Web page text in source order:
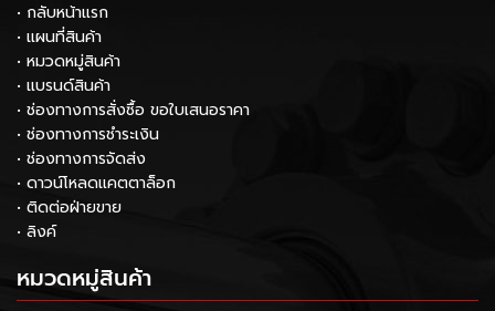
• กลับหน้าแรก
• แผนที่สินค้า
• หมวดหมู่สินค้า
• แบรนด์สินค้า
• ช่องทางการสั่งซื้อ ขอใบเสนอราคา
• ช่องทางการชำระเงิน
• ช่องทางการจัดส่ง
• ดาวน์โหลดแคตตาล็อก
• ติดต่อฝ่ายขาย
• ลิงค์
หมวดหมู่สินค้า